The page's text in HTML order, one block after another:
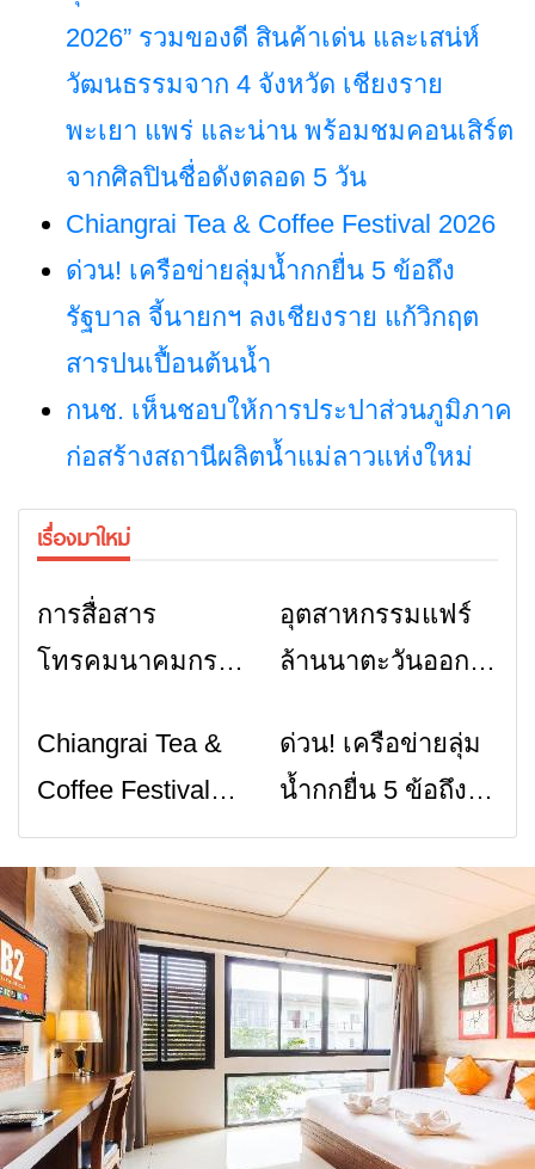
2026” รวมของดี สินค้าเด่น และเสน่ห์
วัฒนธรรมจาก 4 จังหวัด เชียงราย
พะเยา แพร่ และน่าน พร้อมชมคอนเสิร์ต
จากศิลปินชื่อดังตลอด 5 วัน
Chiangrai Tea & Coffee Festival 2026
ด่วน! เครือข่ายลุ่มน้ำกกยื่น 5 ข้อถึง
รัฐบาล จี้นายกฯ ลงเชียงราย แก้วิกฤต
สารปนเปื้อนต้นน้ำ
กนช. เห็นชอบให้การประปาส่วนภูมิภาค
ก่อสร้างสถานีผลิตน้ำแม่ลาวแห่งใหม่
เรื่องมาใหม่
การสื่อสาร
โทรคมนาคมกรณี
เมื่อสัญญาณขาด
การสื่อสารต้องไม่
หยุด
ข่าวเชียงราย
อุตสาหกรรมแฟร์
ล้านนาตะวันออก
สินค้าเด่น และ
เสน่ห์วัฒนธรรม
จาก 4 จังหวัด
เชียงราย พะเยา
แพร่ และน่าน
พร้อมชมคอนเสิร์ต
จากศิลปินชื่อดัง
ตลอด 5 วัน
ข่าวเชียงราย
Chiangrai Tea &
Coffee Festival
2026
ข่าวเชียงราย
ด่วน! เครือข่ายลุ่ม
น้ำกกยื่น 5 ข้อถึง
รัฐบาล จี้นายกฯ ลง
เชียงราย แก้วิกฤต
สารปนเปื้อนต้นน้ำ